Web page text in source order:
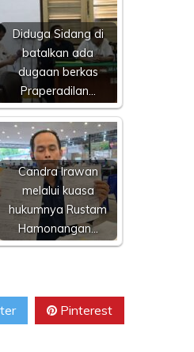
Diduga Sidang di
batalkan ada
dugaan berkas
Praperadilan…
Candra Irawan
melalui kuasa
hukumnya Rustam
Hamonangan…
Pinterest